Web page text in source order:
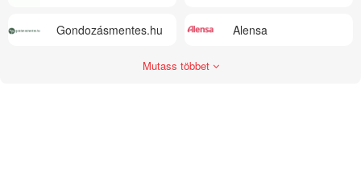
Gondozásmentes.hu Alensa
Mutass többet